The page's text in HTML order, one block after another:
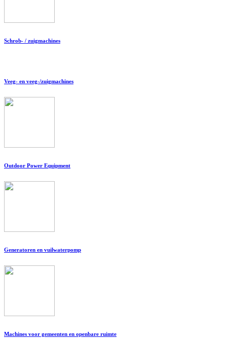
Schrob- / zuigmachines
Veeg- en veeg-/zuigmachines
Outdoor Power Equipment
Generatoren en vuilwaterpomp
Machines voor gemeenten en openbare ruimte